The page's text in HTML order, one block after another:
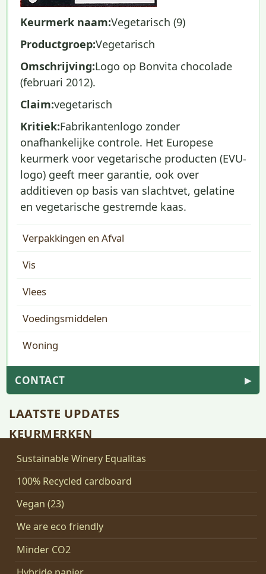
Keurmerk naam:Vegetarisch (9)
Productgroep:Vegetarisch
Omschrijving:Logo op Bonvita chocolade
(februari 2012).
Claim:vegetarisch
Kritiek:Fabrikantenlogo zonder
onafhankelijke controle. Het Europese
keurmerk voor vegetarische producten (EVU-
logo) geeft meer garantie, ook over
additieven op basis van slachtvet, gelatine
en vegetarische gestremde kaas.
Verpakkingen en Afval
Vis
Vlees
Voedingsmiddelen
Woning
CONTACT ▶
LAATSTE UPDATES
KEURMERKEN
Sustainable Winery Equalitas
100% Recycled cardboard
Vegan (23)
We are eco friendly
Minder CO2